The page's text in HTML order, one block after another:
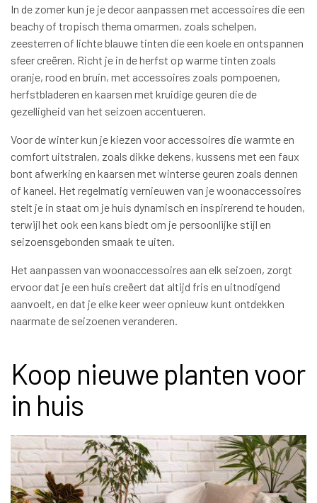
In de zomer kun je je decor aanpassen met accessoires die een
beachy of tropisch thema omarmen, zoals schelpen,
zeesterren of lichte blauwe tinten die een koele en ontspannen
sfeer creëren. Richt je in de herfst op warme tinten zoals
oranje, rood en bruin, met accessoires zoals pompoenen,
herfstbladeren en kaarsen met kruidige geuren die de
gezelligheid van het seizoen accentueren.
Voor de winter kun je kiezen voor accessoires die warmte en
comfort uitstralen, zoals dikke dekens, kussens met een faux
bont afwerking en kaarsen met winterse geuren zoals dennen
of kaneel. Het regelmatig vernieuwen van je woonaccessoires
stelt je in staat om je huis dynamisch en inspirerend te houden,
terwijl het ook een kans biedt om je persoonlijke stijl en
seizoensgebonden smaak te uiten.
Het aanpassen van woonaccessoires aan elk seizoen, zorgt
ervoor dat je een huis creëert dat altijd fris en uitnodigend
aanvoelt, en dat je elke keer weer opnieuw kunt ontdekken
naarmate de seizoenen veranderen.
Koop nieuwe planten voor
in huis